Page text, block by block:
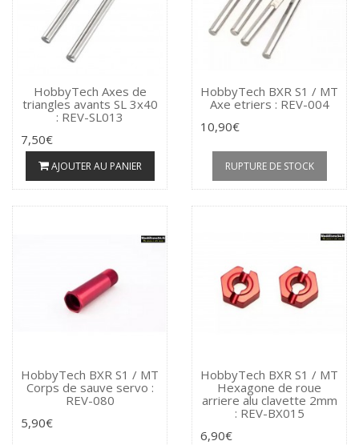
HobbyTech Axes de
triangles avants SL 3x40
: REV-SL013
7,50€
AJOUTER AU PANIER
HobbyTech BXR S1 / MT
Axe etriers : REV-004
10,90€
RUPTURE DE STOCK
HobbyTech BXR S1 / MT
Corps de sauve servo :
REV-080
5,90€
HobbyTech BXR S1 / MT
Hexagone de roue
arriere alu clavette 2mm
: REV-BX015
6,90€